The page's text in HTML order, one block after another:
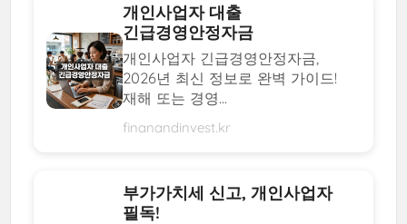
개인사업자 대출
긴급경영안정자금
개인사업자 긴급경영안정자금,
2026년 최신 정보로 완벽 가이드!
재해 또는 경영...
finanandinvest.kr
부가가치세 신고, 개인사업자
필독!